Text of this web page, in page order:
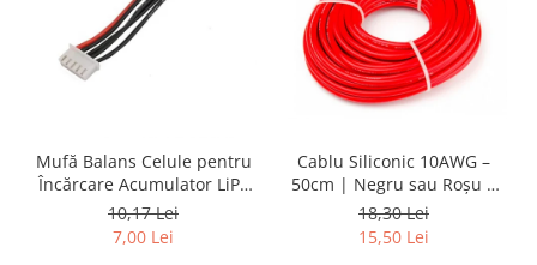
Mufă Balans Celule pentru
Încărcare Acumulator LiPo
4S – Compatibilă cu Imax
B6, Conector JST-XH, Cablu
22AWG 20cm
10,17 Lei
7,00 Lei
Cablu Siliconic 10AWG –
50cm | Negru sau Roșu |
Rezistent 200°C
18,30 Lei
15,50 Lei